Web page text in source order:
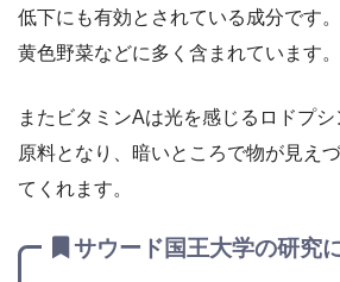
低下にも有効とされている成分です
黄色野菜などに多く含まれています。
またビタミンAは光を感じるロドプ
原料となり、暗いところで物が見え
てくれます。
サウード国王大学の研究